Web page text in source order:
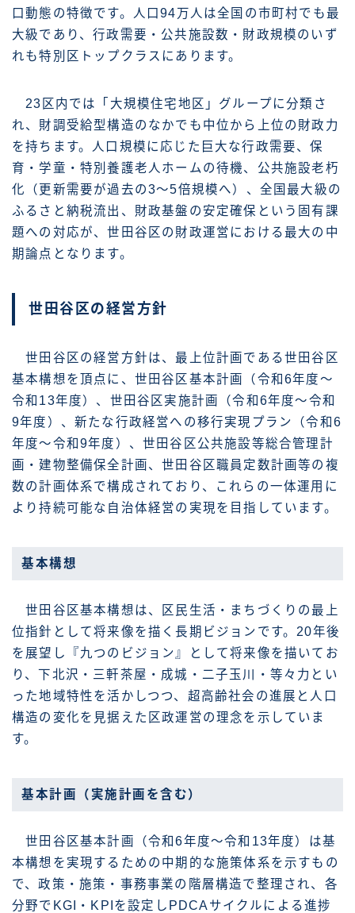
口動態の特徴です。人口94万人は全国の市町村でも最
大級であり、行政需要・公共施設数・財政規模のいず
れも特別区トップクラスにあります。
23区内では「大規模住宅地区」グループに分類さ
れ、財調受給型構造のなかでも中位から上位の財政力
を持ちます。人口規模に応じた巨大な行政需要、保
育・学童・特別養護老人ホームの待機、公共施設老朽
化（更新需要が過去の3〜5倍規模へ）、全国最大級の
ふるさと納税流出、財政基盤の安定確保という固有課
題への対応が、世田谷区の財政運営における最大の中
期論点となります。
世田谷区の経営方針
世田谷区の経営方針は、最上位計画である世田谷区
基本構想を頂点に、世田谷区基本計画（令和6年度〜
令和13年度）、世田谷区実施計画（令和6年度〜令和
9年度）、新たな行政経営への移行実現プラン（令和6
年度〜令和9年度）、世田谷区公共施設等総合管理計
画・建物整備保全計画、世田谷区職員定数計画等の複
数の計画体系で構成されており、これらの一体運用に
より持続可能な自治体経営の実現を目指しています。
基本構想
世田谷区基本構想は、区民生活・まちづくりの最上
位指針として将来像を描く長期ビジョンです。20年後
を展望し『九つのビジョン』として将来像を描いてお
り、下北沢・三軒茶屋・成城・二子玉川・等々力とい
った地域特性を活かしつつ、超高齢社会の進展と人口
構造の変化を見据えた区政運営の理念を示していま
す。
基本計画（実施計画を含む）
世田谷区基本計画（令和6年度〜令和13年度）は基
本構想を実現するための中期的な施策体系を示すもの
で、政策・施策・事務事業の階層構造で整理され、各
分野でKGI・KPIを設定しPDCAサイクルによる進捗